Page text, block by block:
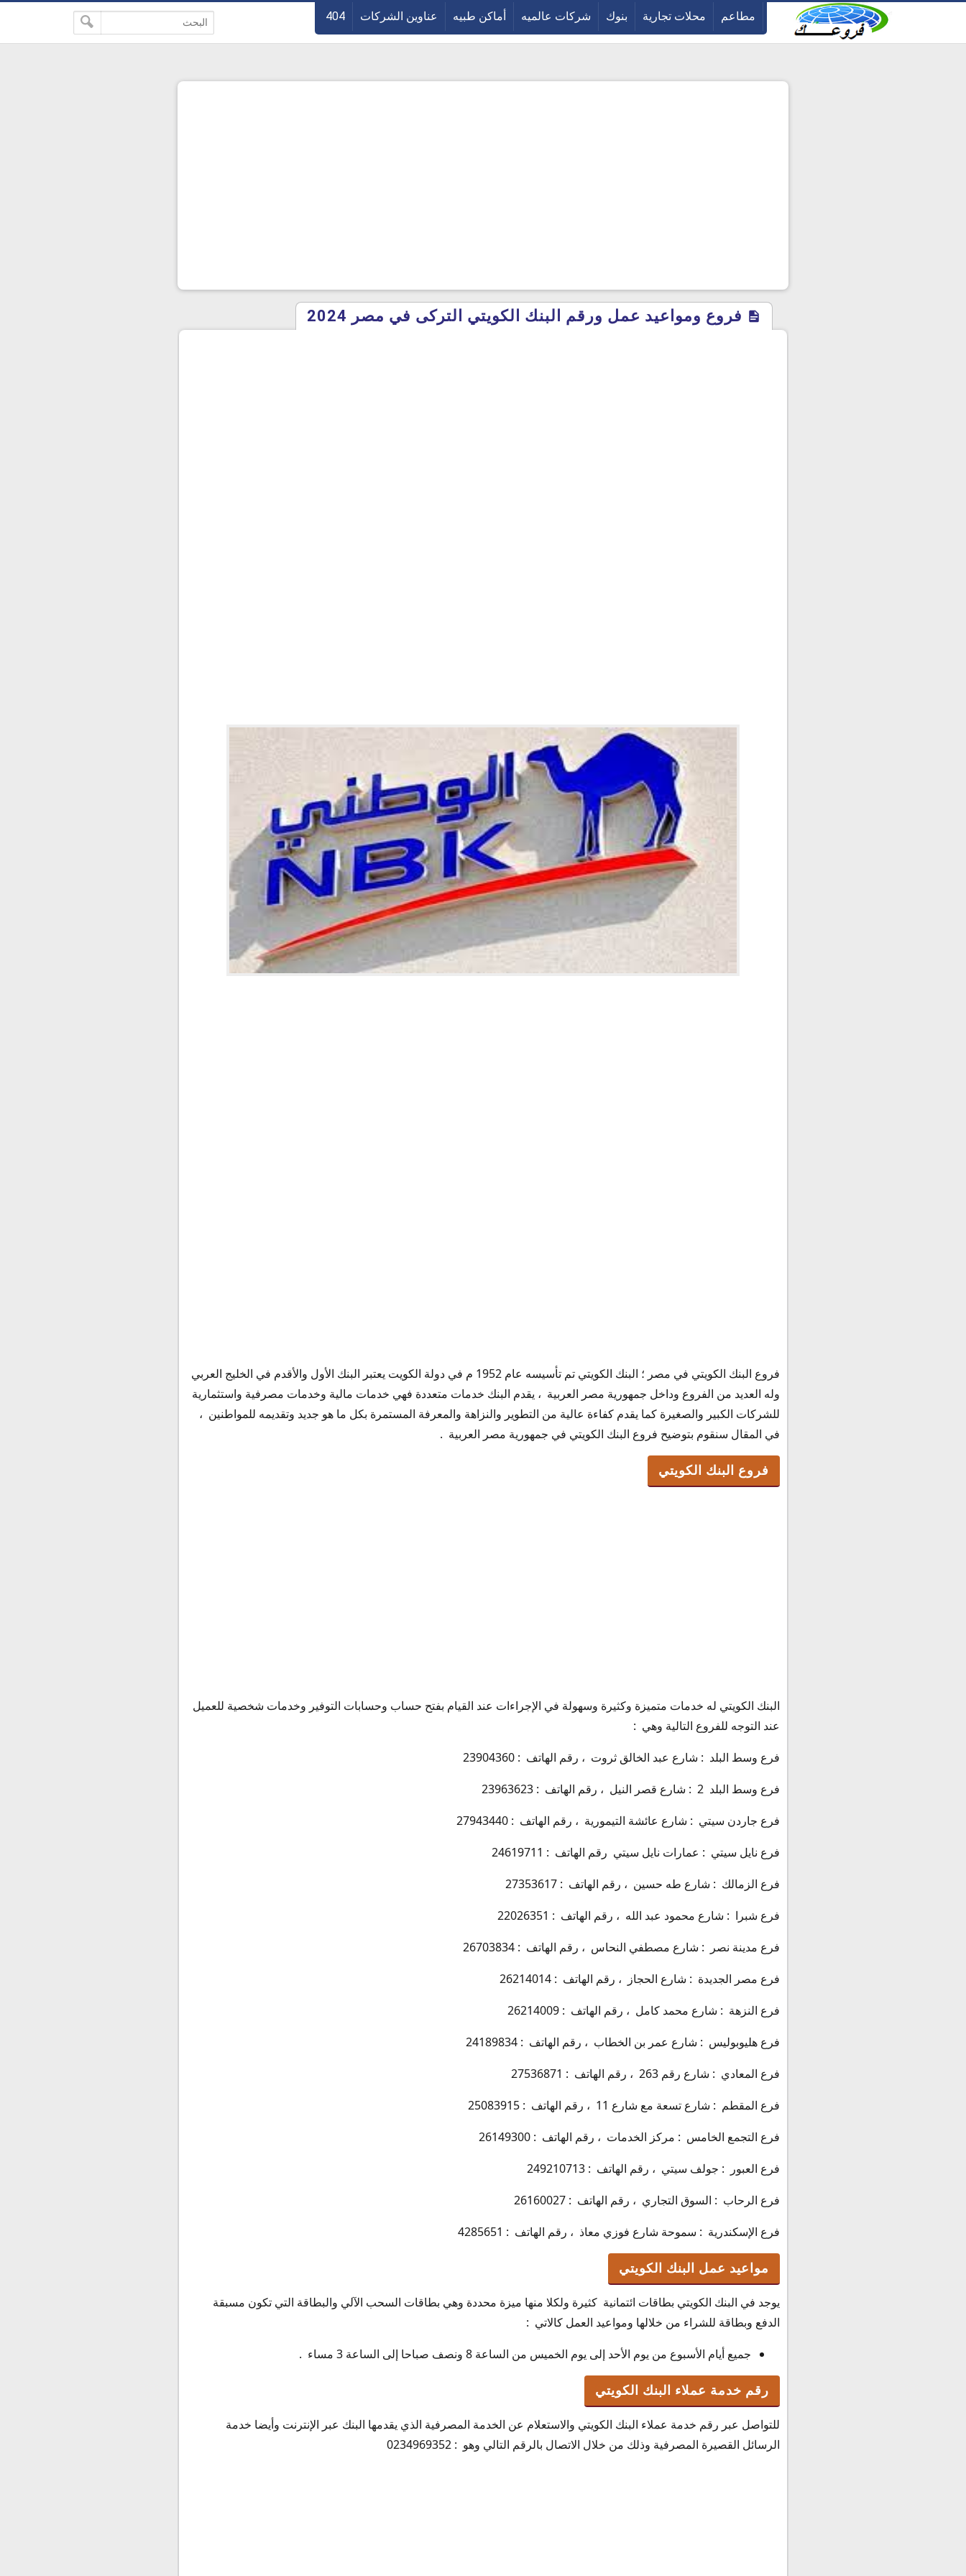
مطاعم محلات تجارية بنوك شركات عالميه أماكن طبيه عناوين الشركات 404
فروع ومواعيد عمل ورقم البنك الكويتي التركى في مصر 2024
فروع البنك الكويتي
مواعيد عمل البنك الكويتي
رقم خدمة عملاء البنك الكويتي
فروع البنك الكويتي في مصر ؛ البنك الكويتي تم تأسيسه عام 1952 م في دولة الكويت يعتبر البنك الأول والأقدم في الخليج العربي
وله العديد من الفروع وداخل جمهورية مصر العربية ، يقدم البنك خدمات متعددة فهي خدمات مالية وخدمات مصرفية واستثمارية
للشركات الكبير والصغيرة كما يقدم كفاءة عالية من التطوير والنزاهة والمعرفة المستمرة بكل ما هو جديد وتقديمه للمواطنين ،
في المقال سنقوم بتوضيح فروع البنك الكويتي في جمهورية مصر العربية .
فروع البنك الكويتي
البنك الكويتي له خدمات متميزة وكثيرة وسهولة في الإجراءات عند القيام بفتح حساب وحسابات التوفير وخدمات شخصية للعميل
عند التوجه للفروع التالية وهي :
فرع وسط البلد : شارع عبد الخالق ثروت ، رقم الهاتف : 23904360
فرع وسط البلد 2 : شارع قصر النيل ، رقم الهاتف : 23963623
فرع جاردن سيتي : شارع عائشة التيمورية ، رقم الهاتف : 27943440
فرع نايل سيتي : عمارات نايل سيتي رقم الهاتف : 24619711
فرع الزمالك : شارع طه حسين ، رقم الهاتف : 27353617
فرع شبرا : شارع محمود عبد الله ، رقم الهاتف : 22026351
فرع مدينة نصر : شارع مصطفي النحاس ، رقم الهاتف : 26703834
فرع مصر الجديدة : شارع الحجاز ، رقم الهاتف : 26214014
فرع النزهة : شارع محمد كامل ، رقم الهاتف : 26214009
فرع هليوبوليس : شارع عمر بن الخطاب ، رقم الهاتف : 24189834
فرع المعادي : شارع رقم 263 ، رقم الهاتف : 27536871
فرع المقطم : شارع تسعة مع شارع 11 ، رقم الهاتف : 25083915
فرع التجمع الخامس : مركز الخدمات ، رقم الهاتف : 26149300
فرع العبور : جولف سيتي ، رقم الهاتف : 249210713
فرع الرحاب : السوق التجاري ، رقم الهاتف : 26160027
فرع الإسكندرية : سموحة شارع فوزي معاذ ، رقم الهاتف : 4285651
مواعيد عمل البنك الكويتي
يوجد في البنك الكويتي بطاقات ائتمانية كثيرة ولكلا منها ميزة محددة وهي بطاقات السحب الآلي والبطاقة التي تكون مسبقة
الدفع وبطاقة للشراء من خلالها ومواعيد العمل كالاتي :
جميع أيام الأسبوع من يوم الأحد إلى يوم الخميس من الساعة 8 ونصف صباحا إلى الساعة 3 مساء .
رقم خدمة عملاء البنك الكويتي
للتواصل عبر رقم خدمة عملاء البنك الكويتي والاستعلام عن الخدمة المصرفية الذي يقدمها البنك عبر الإنترنت وأيضا خدمة
الرسائل القصيرة المصرفية وذلك من خلال الاتصال بالرقم التالي وهو : 0234969352